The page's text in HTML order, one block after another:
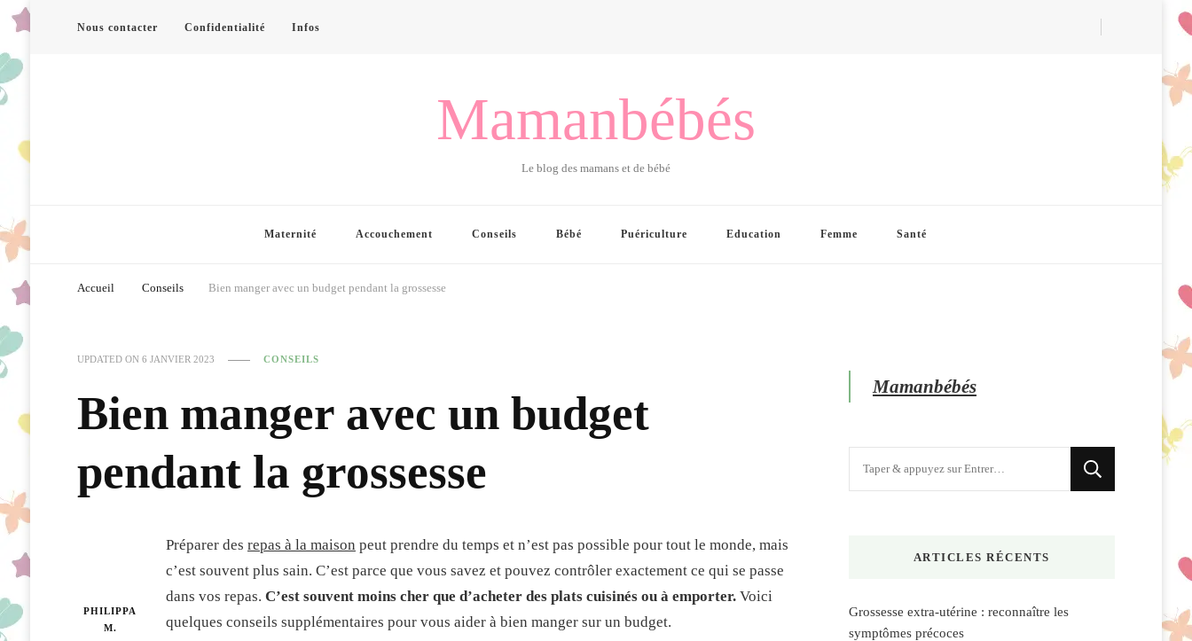
Nous contacter Confidentialité Infos
Mamanbébés
Le blog des mamans et de bébé
Maternité Accouchement Conseils Bébé Puériculture Education Femme Santé
Accueil Conseils Bien manger avec un budget pendant la grossesse
UPDATED ON 6 JANVIER 2023 CONSEILS
Bien manger avec un budget
pendant la grossesse
PHILIPPA
M.
Préparer des repas à la maison peut prendre du temps et n’est pas possible pour tout le monde, mais
c’est souvent plus sain. C’est parce que vous savez et pouvez contrôler exactement ce qui se passe
dans vos repas. C’est souvent moins cher que d’acheter des plats cuisinés ou à emporter.Voici
quelques conseils supplémentaires pour vous aider à bien manger sur un budget.
Mamanbébés
ARTICLES RÉCENTS
Grossesse extra-utérine : reconnaître les
symptômes précoces